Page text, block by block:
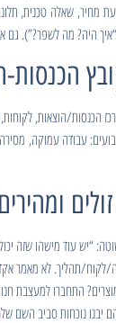
מחיר, שאלה טכנית,
היה? מה לשפר?”). גם
הכנסות/הוצאות,
עבודה עמוקה,
“יש עוד מישהו שזה
לקוח/תהליך. לא מאמר
התחברו למעצבת
נוכחות סביב השם